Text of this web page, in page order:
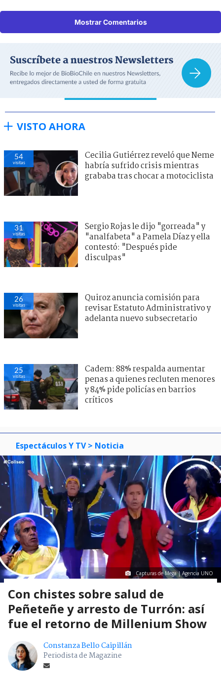
Mostrar Comentarios
VISTO AHORA
54
visitas
Cecilia Gutiérrez reveló que Neme
habría sufrido crisis mientras
grababa tras chocar a motociclista
31
visitas
Sergio Rojas le dijo "gorreada" y
"analfabeta" a Pamela Díaz y ella
contestó: "Después pide
disculpas"
26
visitas
Quiroz anuncia comisión para
revisar Estatuto Administrativo y
adelanta nuevo subsecretario
25
visitas
Cadem: 88% respalda aumentar
penas a quienes recluten menores
y 84% pide policías en barrios
críticos
Espectáculos Y TV > Noticia
Capturas de Mega | Agencia UNO
Con chistes sobre salud de
Peñeteñe y arresto de Turrón: así
fue el retorno de Millenium Show
Constanza Bello Caipillán
Periodista de Magazine